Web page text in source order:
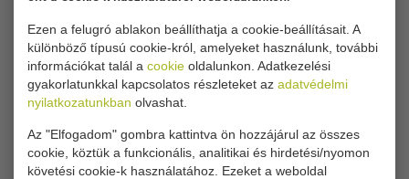
Ezen a felugró ablakon beállíthatja a cookie-beállításait. A
különböző típusú cookie-król, amelyeket használunk, további
információkat talál a cookie oldalunkon. Adatkezelési
gyakorlatunkkal kapcsolatos részleteket az adatvédelmi
nyilatkozatunkban olvashat.
Az "Elfogadom" gombra kattintva ön hozzájárul az összes
cookie, köztük a funkcionális, analitikai és hirdetési/nyomon
követési cookie-k használatához. Ezeket a weboldal
összenyomódjon.
A vetési távolság a vetőkorongban lévő lyukak
számától függ, és fogaskerekek segítségével is
meg, hogy milyen típusú magot lehet elvetni a
pneumatikus precíziós vetőgéppel. Ezeket a